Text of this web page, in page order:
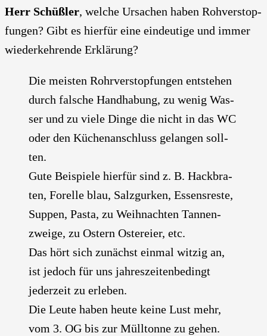
Herr Schüß­ler, wel­che Ursa­chen haben Roh­ver­stop­
fun­gen? Gibt es hier­für eine ein­deu­ti­ge und immer
wie­der­keh­ren­de Erklä­rung?
Die meis­ten Rohr­ver­stop­fun­gen ent­ste­hen
durch fal­sche Hand­ha­bung, zu wenig Was­
ser und zu vie­le Din­ge die nicht in das WC
oder den Küchen­an­schluss gelan­gen soll­
ten.
Gute Bei­spie­le hier­für sind z. B. Hack­bra­
ten, Forel­le blau, Salz­gur­ken, Essens­res­te,
Sup­pen, Pas­ta, zu Weih­nach­ten Tan­nen­
zwei­ge, zu Ostern Oster­ei­er, etc.
Das hört sich zunächst ein­mal wit­zig an,
ist jedoch für uns jah­res­zei­ten­be­dingt
jeder­zeit zu erle­ben.
Die Leu­te haben heu­te kei­ne Lust mehr,
vom 3. OG bis zur Müll­ton­ne zu gehen.